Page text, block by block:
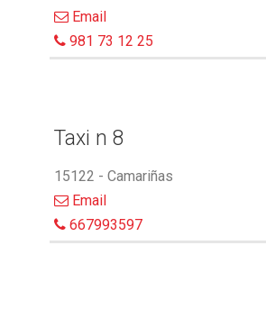
Email
981 73 12 25
Taxi n 8
15122 - Camariñas
Email
667993597